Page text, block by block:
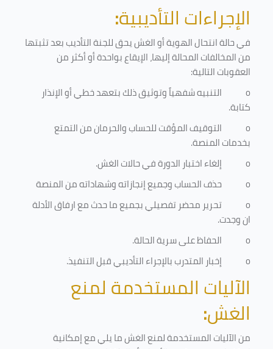
الإجراءات التأديبية:
في حالة انتحال الهوية أو الغش يحق للجنة التأديب بعد تثبتها
من المخالفات المحالة إليها، الإيقاع بواحدة أو أكثر من
العقوبات التالية:
o
التنبيه شفهياً وتوثيق ذلك بتعهد خطي أو الإنذار
كتابة.
o
التوقيف المؤقت للحساب والحرمان من التمتع
بخدمات المنصة.
o
إلغاء اختبار الدورة في حالات الغش.
o
حذف الحساب وجميع إنجازاته وشهاداته من المنصة
o
تحرير محضر تفصيلي بجميع ما حدث مع ارفاق الأدلة
ان وجدت.
o
الحفاظ على سرية الحالة.
o
إخبار المتدرب بالإجراء التأديبي قبل التنفيذ.
الآليات المستخدمة لمنع
الغش:
من الآليات المستخدمة لمنع الغش ما يلي مع إمكانية